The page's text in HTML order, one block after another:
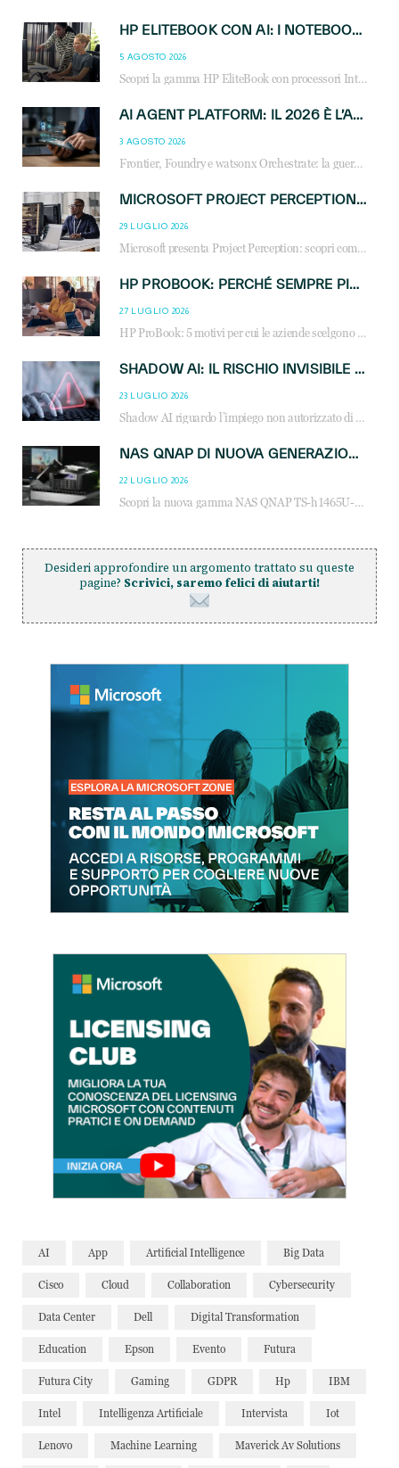
HP ELITEBOOK CON AI: I NOTEBOOK BUSINESS INTELLIGENTI CHE TRASFORMANO PRODUTTIVITÀ, SICUREZZA E LAVORO IBRIDO
5 AGOSTO 2026
Scopri la gamma HP EliteBook con processori Intel® Core™ Ultra e AMD Ryzen™ AI. Notebook business progettati per aumentare la produttività, migliorare la collaborazione e garantire sicurezza avanzata in ufficio e in mobilità.
AI AGENT PLATFORM: IL 2026 È L’ANNO DEL «SISTEMA OPERATIVO» PER GLI AGENTI AZIENDALI
3 AGOSTO 2026
Frontier, Foundry e watsonx Orchestrate: la guerra delle piattaforme AI agent ridisegna il mercato IT. Cosa cambia per reseller, MSP e system integrator.
MICROSOFT PROJECT PERCEPTION: COME GLI AGENTI AI CAMBIERANNO SOC, CYBERSECURITY E SERVIZI MSP
29 LUGLIO 2026
Microsoft presenta Project Perception: scopri come gli agenti AI possono trasformare cybersecurity, SOC e servizi gestiti degli MSP.
HP PROBOOK: PERCHÉ SEMPRE PIÙ AZIENDE SCELGONO NOTEBOOK PROGETTATI PER IL LAVORO MODERNO
27 LUGLIO 2026
HP ProBook: 5 motivi per cui le aziende scelgono i notebook business HP per migliorare produttività, sicurezza e gestione dell’AI.
SHADOW AI: IL RISCHIO INVISIBILE CHE LE AZIENDE POSSONO GOVERNARE
23 LUGLIO 2026
Shadow AI riguardo l’impiego non autorizzato di sistemi AI all’interno dell’azienda. E’ una pratica che si diffonde a partire dai dipendenti fino ai dirigenti e mette a repentaglio la cybersecurity, con costi più elevati per le organizzazioni. Due recenti report illustrano il fenomeno e forniscono dati in merito
NAS QNAP DI NUOVA GENERAZIONE: PIÙ PRESTAZIONI, SCALABILITÀ E PROTEZIONE DEI DATI PER LE INFRASTRUTTURE IT MODERNE
22 LUGLIO 2026
Scopri la nuova gamma NAS QNAP TS-h1465U-RP, TS-h1065eU e TS-h665U: storage aziendale con ZFS, DDR5, E1.S NVMe e connettività 2.5GbE per backup, virtualizzazione e cybersecurity.
Desideri approfondire un argomento trattato su queste
pagine? Scrivici, saremo felici di aiutarti!
AI App Artificial Intelligence Big Data
Cisco Cloud Collaboration Cybersecurity
Data Center Dell Digital Transformation
Education Epson Evento Futura
Futura City Gaming GDPR Hp IBM
Intel Intelligenza Artificiale Intervista Iot
Lenovo Machine Learning Maverick Av Solutions